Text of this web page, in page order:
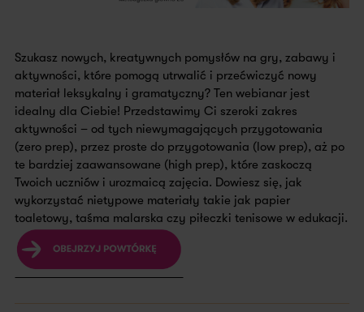
Szukasz nowych, kreatywnych pomysłów na gry, zabawy i
aktywności, które pomogą utrwalić i przećwiczyć nowy
materiał leksykalny i gramatyczny? Ten webianar jest
idealny dla Ciebie! Przedstawimy Ci szeroki zakres
aktywności – od tych niewymagających przygotowania
(zero prep), przez proste do przygotowania (low prep), aż po
te bardziej zaawansowane (high prep), które zaskoczą
Twoich uczniów i urozmaicą zajęcia. Dowiesz się, jak
wykorzystać nietypowe materiały takie jak papier
toaletowy, taśma malarska czy piłeczki tenisowe w edukacji.